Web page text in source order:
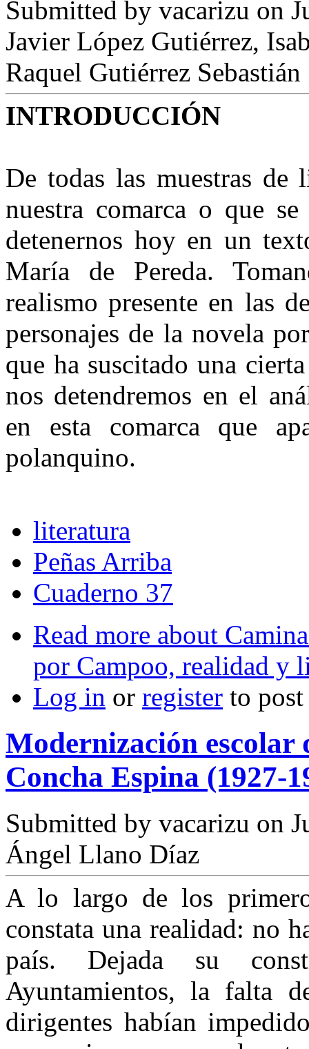
Submitted by vacarizu on
Javier López Gutiérrez,
Raquel Gutiérrez Sebastián
INTRODUCCIÓN
De todas las muestras de
nuestra comarca o que
detenernos hoy en un
María de Pereda.
realismo presente en las
personajes de la novela
que ha suscitado una
nos detendremos en el
en esta comarca que
polanquino.
literatura
Peñas Arriba
Cuaderno 37
Read more about
por Campoo, realidad y
Log in or register to
Modernización escolar
Concha Espina (1927-
Submitted by vacarizu on
Ángel Llano Díaz
A lo largo de los
constata una realidad: no
país. Dejada su
Ayuntamientos, la falta
dirigentes habían